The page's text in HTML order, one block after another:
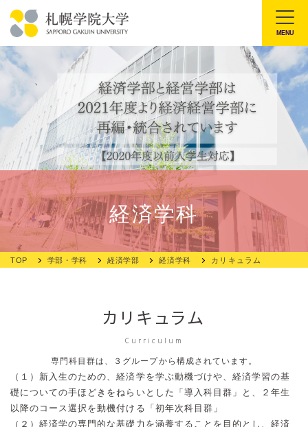
文
へ
メ
ュ
ー
札
幌
学
院
大
学
MENU
経済学科
TOP 学部・学科 経済学部 経済学科 カリキュラム
カリキュラム
Curriculum
専門科目群は、３グループから構成されています。
（１）新入生のための、経済学を学ぶ動機づけや、経済学習の基
礎についての手ほどきをねらいとした「導入科目群」と、２年生
以降のコース選択を動機付ける「初年次科目群」
（２）経済学の専門的な基礎力を涵養することを目的とし、経済